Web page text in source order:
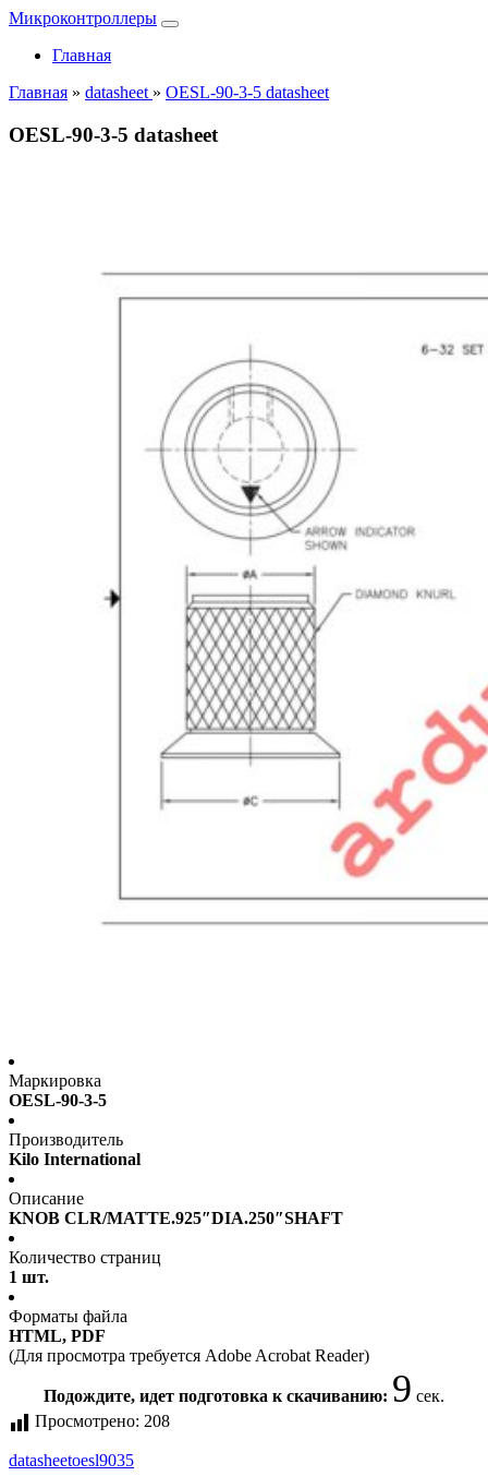
Микроконтроллеры
Главная
Главная » datasheet » OESL-90-3-5 datasheet
OESL-90-3-5 datasheet
Маркировка
OESL-90-3-5
Производитель
Kilo International
Описание
KNOB CLR/MATTE.925″DIA.250″SHAFT
Количество страниц
1 шт.
Форматы файла
HTML, PDF
(Для просмотра требуется Adobe Acrobat Reader)
Подождите, идет подготовка к скачиванию: 9 сек.
Просмотрено: 208
datasheetoesl9035